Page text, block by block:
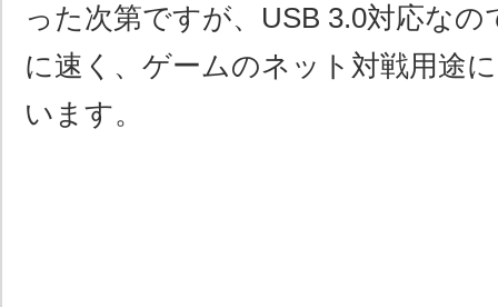
った次第ですが、USB 3.0対応なの
に速く、ゲームのネット対戦用途
います。